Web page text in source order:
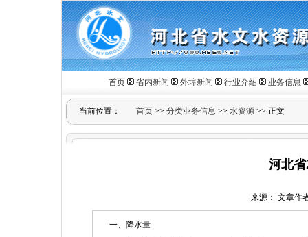
首页 省内新闻 外埠新闻 行业介绍 业务信息
当前位置： 首页 >> 分类业务信息 >> 水资源 >> 正文
河北
来源： 文章作
一、降水量